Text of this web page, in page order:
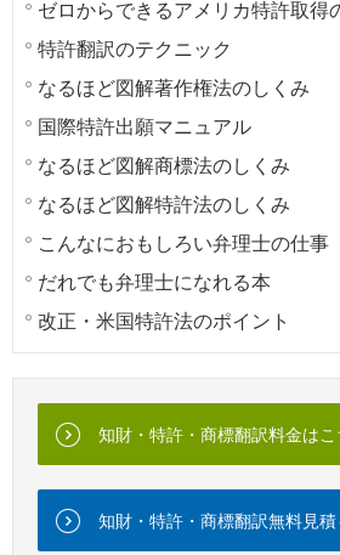
ゼロからできるアメリカ特許取得
特許翻訳のテクニック
なるほど図解著作権法のしくみ
国際特許出願マニュアル
なるほど図解商標法のしくみ
なるほど図解特許法のしくみ
こんなにおもしろい弁理士の仕事
だれでも弁理士になれる本
改正・米国特許法のポイント
知財・特許・商標翻訳料金はこ
知財・特許・商標翻訳無料見積